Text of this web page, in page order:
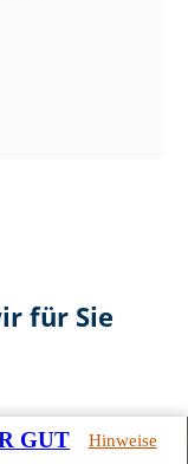
für Sie
GUT Hinweise